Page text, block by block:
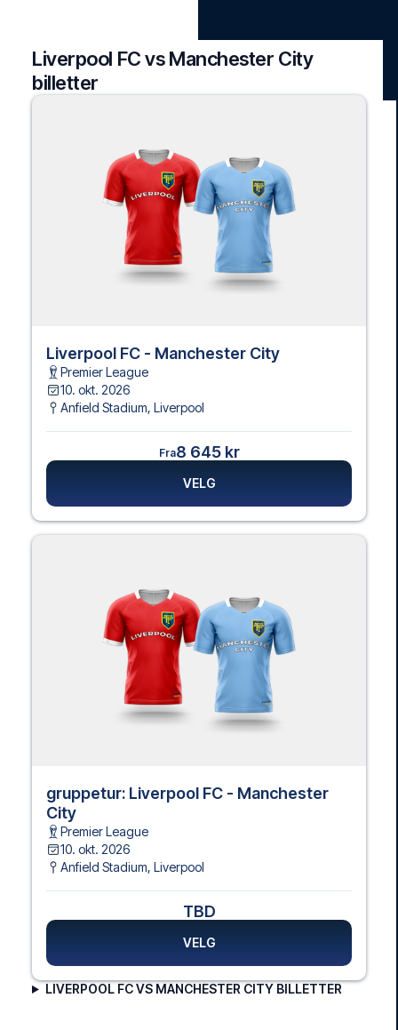
Liverpool FC vs Manchester City
billetter
Liverpool FC - Manchester City
Premier League
10. okt. 2026
Anfield Stadium, Liverpool
Fra8 645 kr
VELG
gruppetur: Liverpool FC - Manchester
City
Premier League
10. okt. 2026
Anfield Stadium, Liverpool
TBD
VELG
LIVERPOOL FC VS MANCHESTER CITY BILLETTER